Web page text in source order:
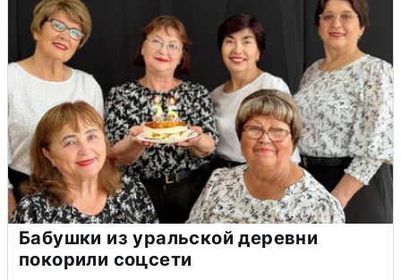
Бабушки из уральской деревни
покорили соцсети